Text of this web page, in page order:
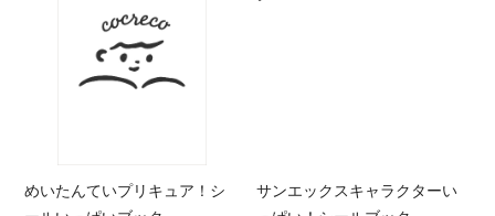
めいたんていプリキュア！シ
サンエックスキャラクターい